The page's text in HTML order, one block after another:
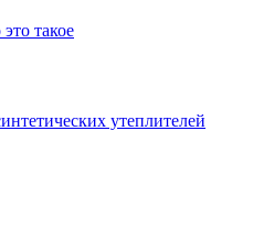
такое
утеплителей